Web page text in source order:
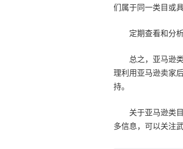
们属于同一类目或
定期查看和分
总之，亚马逊
理利用亚马逊卖家
持。
关于亚马逊类
多信息，可以关注